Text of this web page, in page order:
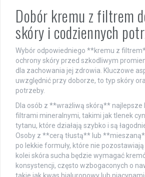
Dobór kremu z filtrem
skóry i codziennych
Wybór odpowiedniego **kremu z
ochrony skóry przed szkodliwym
dla zachowania jej zdrowia. Kluczowe
uwzględnić przy doborze, to typ skóry
potrzeby.
Dla osób z **wrażliwą skórą** najlepsze
filtrami mineralnymi, takimi jak tlenek
tytanu, które działają szybko i są
Osoby z **cerą tłustą** lub
po lekkie formuły, które nie
kolei skóra sucha będzie wymagać
konsystencji, często wzbogaconych o
takie jak kwas hialuronowy lub